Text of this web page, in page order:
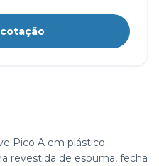
Pico A em plástico
revestida de espuma, fecha